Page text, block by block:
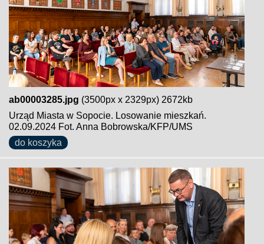
ab00003285.jpg (3500px x 2329px) 2672kb
Urząd Miasta w Sopocie. Losowanie mieszkań.
02.09.2024 Fot. Anna Bobrowska/KFP/UMS
do koszyka